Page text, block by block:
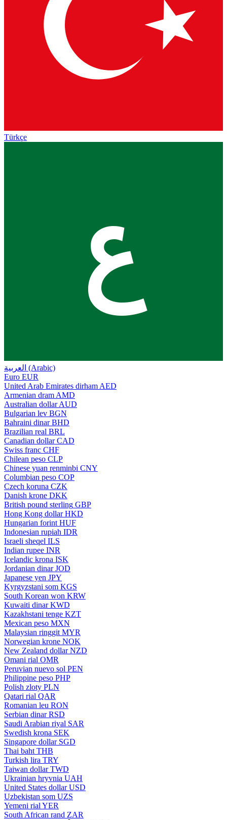
Türkçe
ع
العربية (Arabic)
Euro EUR
United Arab Emirates dirham AED
Armenian dram AMD
Australian dollar AUD
Bulgarian lev BGN
Bahraini dinar BHD
Brazilian real BRL
Canadian dollar CAD
Swiss franc CHF
Chilean peso CLP
Chinese yuan renminbi CNY
Columbian peso COP
Czech koruna CZK
Danish krone DKK
British pound sterling GBP
Hong Kong dollar HKD
Hungarian forint HUF
Indonesian rupiah IDR
Israeli sheqel ILS
Indian rupee INR
Icelandic krona ISK
Jordanian dinar JOD
Japanese yen JPY
Kyrgyzstani som KGS
South Korean won KRW
Kuwaiti dinar KWD
Kazakhstani tenge KZT
Mexican peso MXN
Malaysian ringgit MYR
Norwegian krone NOK
New Zealand dollar NZD
Omani rial OMR
Peruvian nuevo sol PEN
Philippine peso PHP
Polish zloty PLN
Qatari rial QAR
Romanian leu RON
Serbian dinar RSD
Saudi Arabian riyal SAR
Swedish krona SEK
Singapore dollar SGD
Thai baht THB
Turkish lira TRY
Taiwan dollar TWD
Ukrainian hryvnia UAH
United States dollar USD
Uzbekistan som UZS
Yemeni rial YER
South African rand ZAR